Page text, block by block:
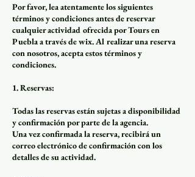
Por favor, lea atentamente los siguientes
términos y condiciones antes de reservar
cualquier actividad ofrecida por Tours en
Puebla a través de wix. Al realizar una reserva
con nosotros, acepta estos términos y
condiciones.
1. Reservas:
Todas las reservas están sujetas a disponibilidad
y confirmación por parte de la agencia.
Una vez confirmada la reserva, recibirá un
correo electrónico de confirmación con los
detalles de su actividad.